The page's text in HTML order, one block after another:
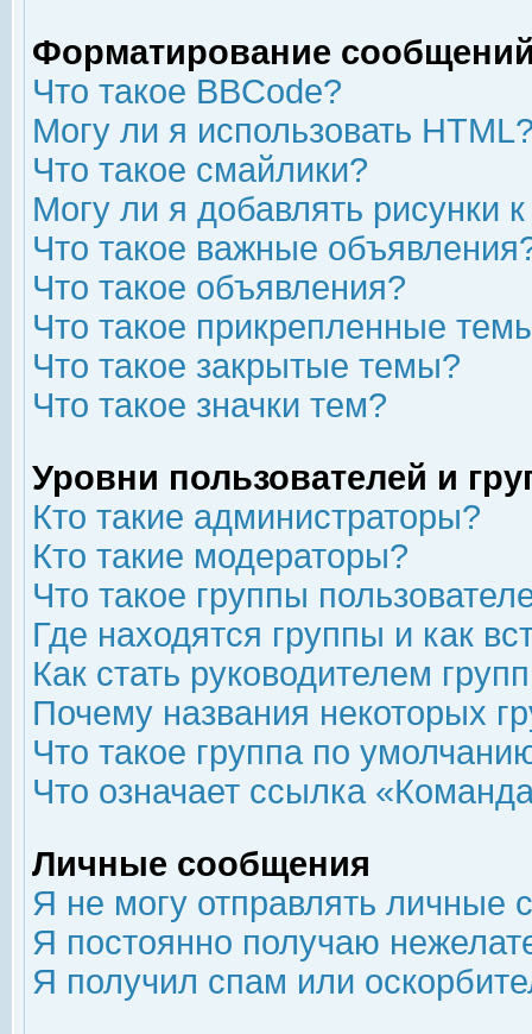
Форматирование
Что такое BBCode?
Могу ли я использовать
Что такое смайлики?
Могу ли я добавлять рисунки
Что такое важные
Что такое объявления?
Что такое прикрепленные
Что такое закрытые темы?
Что такое значки тем?
Уровни пользователей и
Кто такие администраторы?
Кто такие модераторы?
Что такое группы
Где находятся группы и как
Как стать руководителем
Почему названия некоторых
Что такое группа по
Что означает ссылка
Личные сообщения
Я не могу отправлять личные
Я постоянно получаю
Я получил спам или